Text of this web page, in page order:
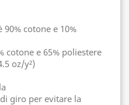
cotone e 10%
cotone e 65% poliestere
oz/y²)
giro per evitare la